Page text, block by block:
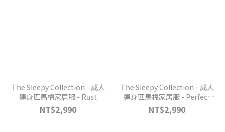
The Sleepy Collection - 成人
連身匹馬棉家居服 - Rust
NT$2,990
The Sleepy Collection - 成人
連身匹馬棉家居服 - Perfect
Grey
NT$2,990